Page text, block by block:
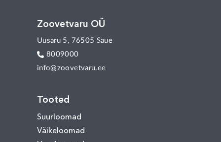
Zoovetvaru OÜ
Uusaru 5, 76505 Saue
8009000
info@zoovetvaru.ee
Tooted
Suurloomad
Väikeloomad